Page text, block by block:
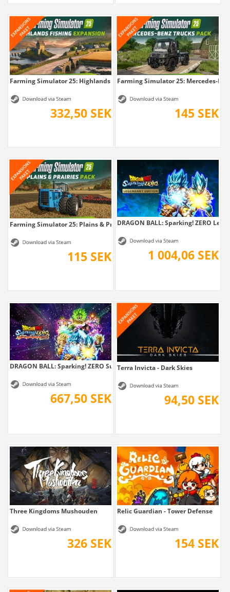
Farming Simulator 25: Highlands Fishing...
332,50 SEK
Farming Simulator 25: Mercedes-
145 SEK
Farming Simulator 25: Plains & Prairies Pack
115 SEK
DRAGON BALL: Sparking! ZERO
1 004,06 SEK
DRAGON BALL: Sparking! ZERO Super...
667,50 SEK
Terra Invicta - Dark Skies
94,50 SEK
Three Kingdoms Mushouden
326 SEK
Relic Guardian - Tower Defense
154 SEK